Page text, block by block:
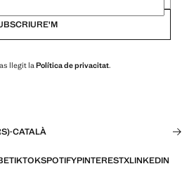
llegit la Política de privacitat.
·CATALÀ
TIKTOKSPOTIFYPINTERESTXLINKEDIN